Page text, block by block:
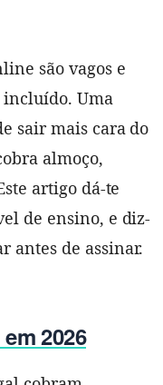
são vagos e
incluído. Uma
sair mais cara do
almoço,
artigo dá-te
de ensino, e diz-
antes de assinar.
2026